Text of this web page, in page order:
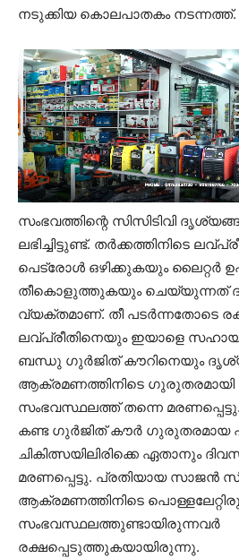
നടുക്കിയ കൊലപാതകം നടന്നത്ത്.
സംഭവത്തിന്റെ സിസിടിവി
ലഭിച്ചിട്ടുണ്ട്. തര്‍ക്കത്തിനിടെ
പെട്രോള്‍ ഒഴിക്കുകയും ലൈറ്റര്‍
തീകൊളുത്തുകയും ചെയ്യുന്നത്
വ്യക്തമാണ്. തീ പടര്‍ന്നതോടെ
ലവ്പ്രീതിനെയും ഇയാളെ
ബന്ധു ഗുര്‍ജിത് കൗറിനെയും
ആക്രമണത്തിനിടെ ഗുരുതരമായി
സംഭവസ്ഥലത്ത് തന്നെ
കണ്ട ഗുര്‍ജിത് കൗര്‍ ഗുരുതരമായ
ചികിത്സയിലിരിക്കെ ഏതാനും
മരണപ്പെട്ടു. പ്രതിയായ സാജന്‍
ആക്രമണത്തിനിടെ
സംഭവസ്ഥലത്തുണ്ടായിരുന്നവര്‍
രക്ഷപ്പെടുത്തുകയായിരുന്നു.